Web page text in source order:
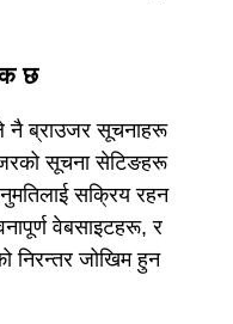
छ
नै ब्राउजर सूचनाहरू
सूचना सेटिङहरू
सक्रिय रहन
वेबसाइटहरू, र
निरन्तर जोखिम हुन